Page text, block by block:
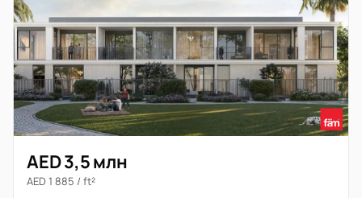
AED 3,5 млн
AED 1 885 / ft²